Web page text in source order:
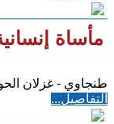
مأساة
طنجاوي - غزلان الحوزي
التفاصيل...